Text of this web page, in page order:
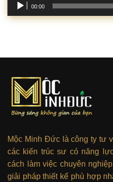
00:00
Mộc Minh Đức là công ty tư
các kiến trúc sư có năng
cách làm việc chuyên
giải pháp thiết kế phù hợp